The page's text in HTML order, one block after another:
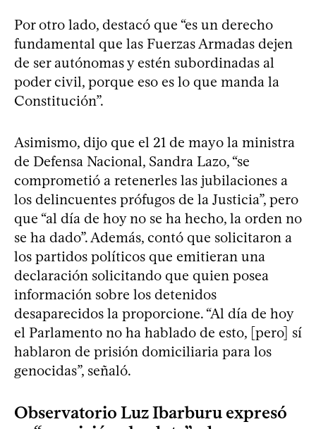
Por otro lado, destacó que “es un derecho
fundamental que las Fuerzas Armadas dejen
de ser autónomas y estén subordinadas al
poder civil, porque eso es lo que manda la
Constitución”.
Asimismo, dijo que el 21 de mayo la ministra
de Defensa Nacional, Sandra Lazo, “se
comprometió a retenerles las jubilaciones a
los delincuentes prófugos de la Justicia”, pero
que “al día de hoy no se ha hecho, la orden no
se ha dado”. Además, contó que solicitaron a
los partidos políticos que emitieran una
declaración solicitando que quien posea
información sobre los detenidos
desaparecidos la proporcione. “Al día de hoy
el Parlamento no ha hablado de esto, [pero] sí
hablaron de prisión domiciliaria para los
genocidas”, señaló.
Observatorio Luz Ibarburu expresó